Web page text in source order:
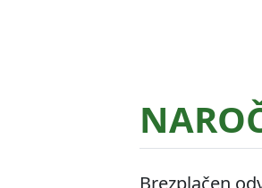
Kanalizacija Cenik